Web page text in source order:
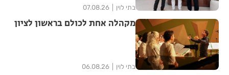
בתי לוין 07.08.26
מקהלה אחת לכולם בראשון לציון
בתי לוין 06.08.26